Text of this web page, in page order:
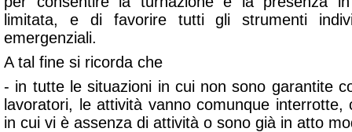
limitata, e di favorire tutti gli strumenti
emergenziali.
A tal fine si ricorda che
- in tutte le situazioni in cui non sono garantite
lavoratori, le attività vanno comunque
in cui vi è assenza di attività o sono già in atto